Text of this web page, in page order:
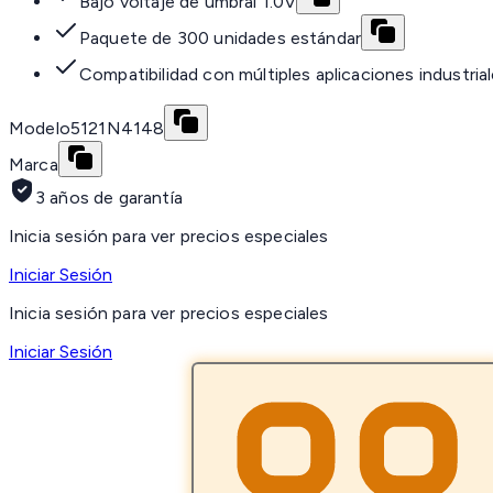
Paquete de 300 unidades estándar
Compatibilidad con múltiples aplicaciones
Modelo5121N4148
Marca
3 años de garantía
Inicia sesión para ver precios especiales
Iniciar Sesión
Inicia sesión para ver precios especiales
Iniciar Sesión